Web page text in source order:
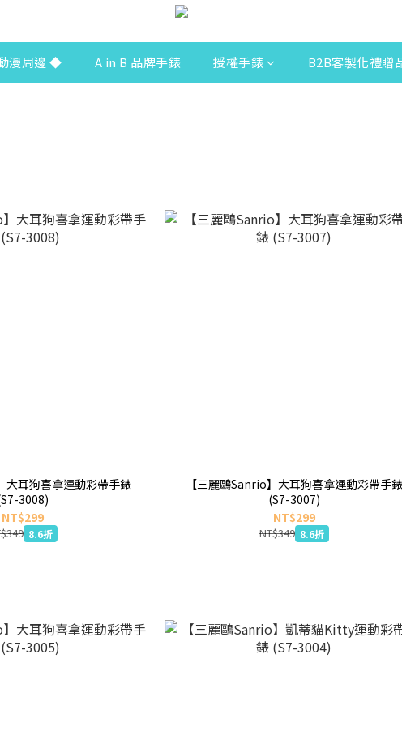
漫周邊 ◆ A in B 品牌手錶 授權手錶 B2B客製化禮贈
大耳狗喜拿運動彩帶手錶
3008)
NT$299
8.6折
【三麗鷗Sanrio】大耳狗喜拿運動彩帶手錶
(S7-3007)
NT$299
NT$349 8.6折